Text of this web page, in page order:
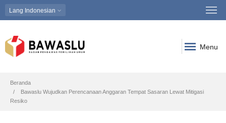
Lang Indonesian
Menu
Breadcrumb
Beranda
Bawaslu Wujudkan Perencanaan Anggaran Tempat Sasaran Lewat Mitigasi
Resiko